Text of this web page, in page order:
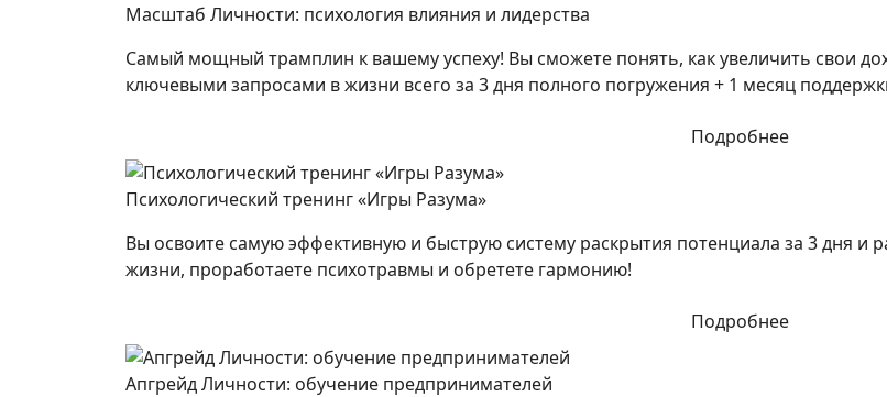
Масштаб Личности: психология влияния и лидерства
Самый мощный трамплин к вашему успеху! Вы сможете понять, как увеличить свои
ключевыми запросами в жизни всего за 3 дня полного погружения + 1 месяц
Подробнее
Психологический тренинг «Игры Разума»
Вы освоите самую эффективную и быструю систему раскрытия потенциала за 3 дня и
жизни, проработаете психотравмы и обретете гармонию!
Подробнее
Апгрейд Личности: обучение предпринимателей